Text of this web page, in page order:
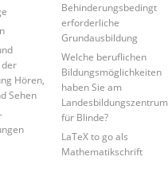
der
Hören,
Sehen
Behinderungsbedingt
erforderliche
Grundausbildung
Welche beruflichen
Bildungsmöglichkeiten
haben Sie am
Landesbildungszentrum
für Blinde?
LaTeX to go als
Mathematikschrift